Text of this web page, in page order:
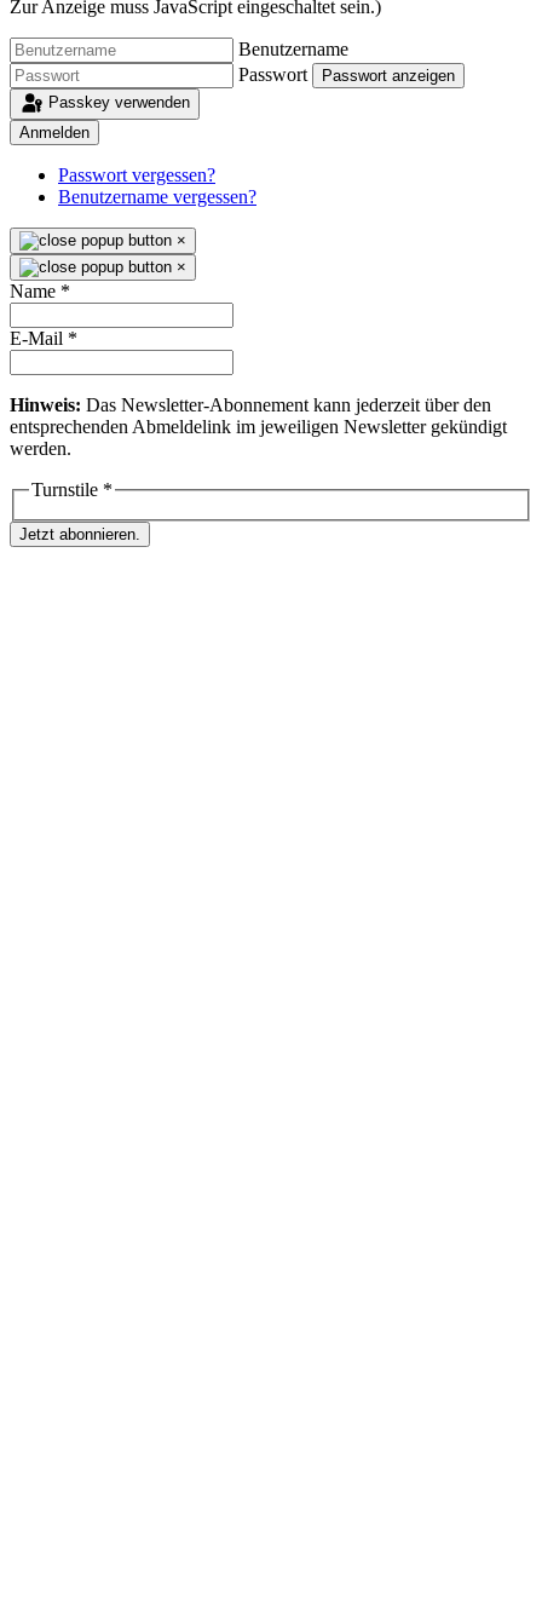
Zur Anzeige muss JavaScript eingeschaltet sein.)
Benutzername
Passwort
Passwort anzeigen
Passkey verwenden
Anmelden
Passwort vergessen?
Benutzername vergessen?
×
×
Name *
E-Mail *
Hinweis: Das Newsletter-Abonnement kann jederzeit über den
entsprechenden Abmeldelink im jeweiligen Newsletter gekündigt
werden.
Turnstile *
Jetzt abonnieren.